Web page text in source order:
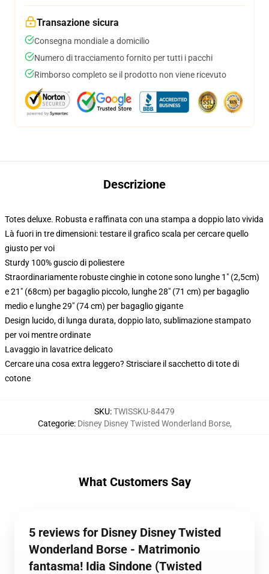
Transazione sicura
Consegna mondiale a domicilio
Numero di tracciamento fornito per tutti i pacchi
Rimborso completo se il prodotto non viene ricevuto
Descrizione
Totes deluxe. Robusta e raffinata con una stampa a doppio lato vivida
Là fuori in tre dimensioni: testare il grafico scala per cercare quello
giusto per voi
Sturdy 100% guscio di poliestere
Straordinariamente robuste cinghie in cotone sono lunghe 1" (2,5cm)
e 21" (68cm) per bagaglio piccolo, lunghe 28" (71 cm) per bagaglio
medio e lunghe 29" (74 cm) per bagaglio gigante
Design lucido, di lunga durata, doppio lato, sublimazione stampato
per voi mentre ordinate
Lavaggio in lavatrice delicato
Cercare una cosa extra leggero? Strisciare il sacchetto di tote di
cotone
SKU:TWISSKU-84479
Categorie: Disney Disney Twisted Wonderland Borse,
What Customers Say
5 reviews for Disney Disney Twisted
Wonderland Borse - Matrimonio
fantasma! Idia Sindone (Twisted